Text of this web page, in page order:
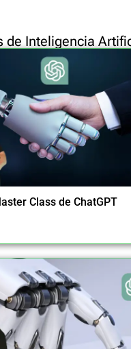
de Inteligencia
Class de ChatGPT